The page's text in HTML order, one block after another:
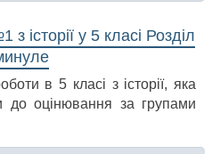
історії у 5 класі Розділ
в 5 класі з історії, яка
до оцінювання за групами